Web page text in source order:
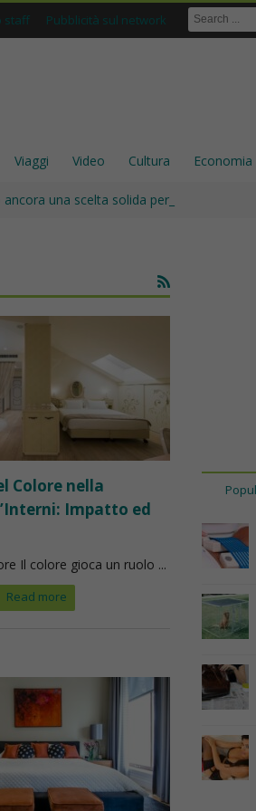
staff Pubblicità sul network
Viaggi Video Cultura Economia
una scelta solida per gli interni
Colore nella
Impatto ed
Il colore gioca un ruolo ...
Read more